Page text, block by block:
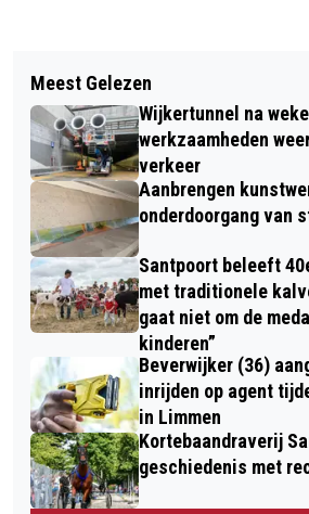
OPEN MONUMENTEN
BEVERWIJK EN WIJK
“ONDERWEG, ROUTES,
VERBINDINGEN”
EXTINCTION REBELLION
OPNIEUW ZEESLUIZEN
Meest Gelezen
Wijkertunnel na
werkzaamheden
verkeer
Aanbrengen
onderdoorgang van
Santpoort beleeft
met traditionele
gaat niet om de
kinderen”
Beverwijker (36)
inrijden op agent
in Limmen
Kortebaandraverij
geschiedenis met